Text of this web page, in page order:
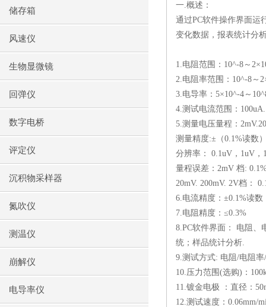
储存箱
风速仪
生物显微镜
回弹仪
数字电桥
评定仪
沉积物采样器
氮吹仪
测温仪
崩解仪
电导率仪
一.概述：
通过PC软件操作界面运
变化数据，报表统计分
1.电阻范围： 10^-8 ～ 2×
2.电阻率范围： 10^-8 ～ 2
3.电导率： 5×10^-4 ～
4.测试电流范围：
5.测量电压量程：
测量精度:±（0.1%读数
分辨率：
0.1uV ， 1uV ，
量程误差： 2mV 档:
20mV. 200mV. 2V档：
6.电流精度：±0.1%读数
7.电阻精度：≤0.3%
8.PC软件界面： 电阻、
统；样品统计分析.
9.测试方式: 电阻 /电阻率/
10.压力范围 (选购) ：
11.镀金电极 ：直径：
12.测试速度： 0.06mm/